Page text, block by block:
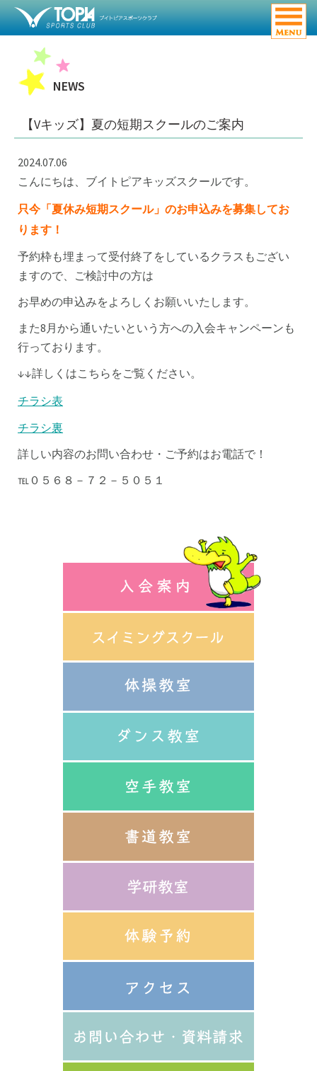
NEWS
【Vキッズ】夏の短期スクールのご案内
2024.07.06
こんにちは、ブイトピアキッズスクールです。
只今「夏休み短期スクール」のお申込みを募集してお
ります！
予約枠も埋まって受付終了をしているクラスもござい
ますので、ご検討中の方は
お早めの申込みをよろしくお願いいたします。
また8月から通いたいという方への入会キャンペーンも
行っております。
↓↓詳しくはこちらをご覧ください。
チラシ表
チラシ裏
詳しい内容のお問い合わせ・ご予約はお電話で！
℡０５６８－７２－５０５１